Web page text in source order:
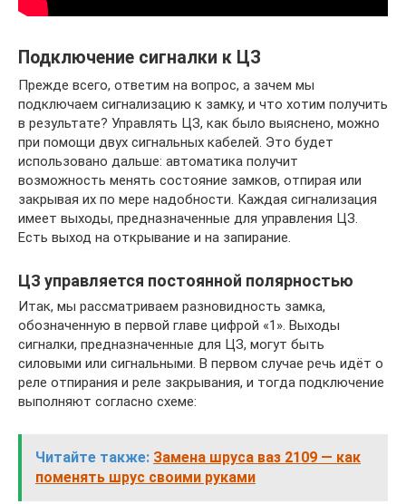
Подключение сигналки к ЦЗ
Прежде всего, ответим на вопрос, а зачем мы
подключаем сигнализацию к замку, и что хотим получить
в результате? Управлять ЦЗ, как было выяснено, можно
при помощи двух сигнальных кабелей. Это будет
использовано дальше: автоматика получит
возможность менять состояние замков, отпирая или
закрывая их по мере надобности. Каждая сигнализация
имеет выходы, предназначенные для управления ЦЗ.
Есть выход на открывание и на запирание.
ЦЗ управляется постоянной полярностью
Итак, мы рассматриваем разновидность замка,
обозначенную в первой главе цифрой «1». Выходы
сигналки, предназначенные для ЦЗ, могут быть
силовыми или сигнальными. В первом случае речь идёт о
реле отпирания и реле закрывания, и тогда подключение
выполняют согласно схеме:
Читайте также: Замена шруса ваз 2109 — как
поменять шрус своими руками